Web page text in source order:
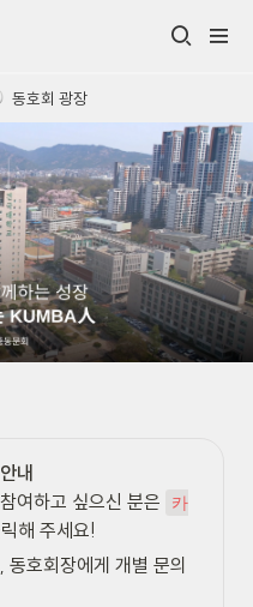
동호회 광장
여하고 싶으신 분은
카
해 주세요!
호회장에게 개별 문의